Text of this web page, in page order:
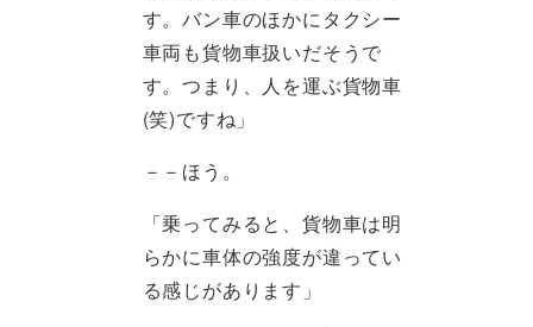
す。バン車のほかにタクシー
車両も貨物車扱いだそうで
す。つまり、人を運ぶ貨物車
(笑)ですね」
－－ほう。
「乗ってみると、貨物車は明
らかに車体の強度が違ってい
る感じがあります」